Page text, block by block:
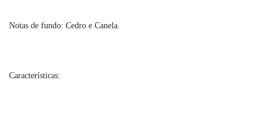
Notas de fundo: Cedro e Canela.
Características: